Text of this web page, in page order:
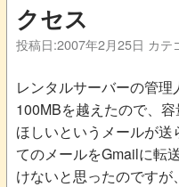
クセス
投稿日:2007年2月25日 カテ
レンタルサーバーの管
100MBを越えたので、
ほしいというメールが
てのメールをGmailに転
けないと思ったのですが